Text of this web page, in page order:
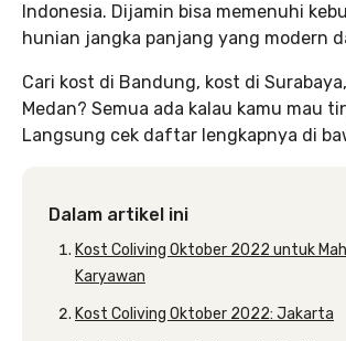
Indonesia. Dijamin bisa memenuhi
hunian jangka panjang yang modern
Cari kost di Bandung, kost di
Medan? Semua ada kalau kamu mau
Langsung cek daftar lengkapnya di
Dalam artikel ini
Kost Coliving Oktober 2022 untuk
Karyawan
Kost Coliving Oktober 2022: Jakarta